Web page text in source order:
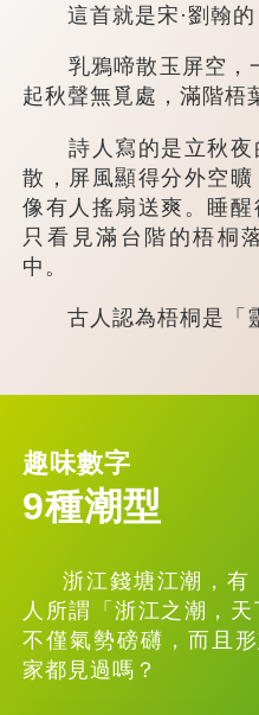
這首就是宋·劉翰的
乳鴉啼散玉屏空
起秋聲無覓處，滿階梧
詩人寫的是立秋夜
散，屏風顯得分外空
像有人搖扇送爽。睡醒
只看見滿台階的梧桐
中。
古人認為梧桐是「
趣味數字
9種潮型
浙江錢塘江潮，有
人所謂「浙江之潮，
不僅氣勢磅礴，而且
家都見過嗎？